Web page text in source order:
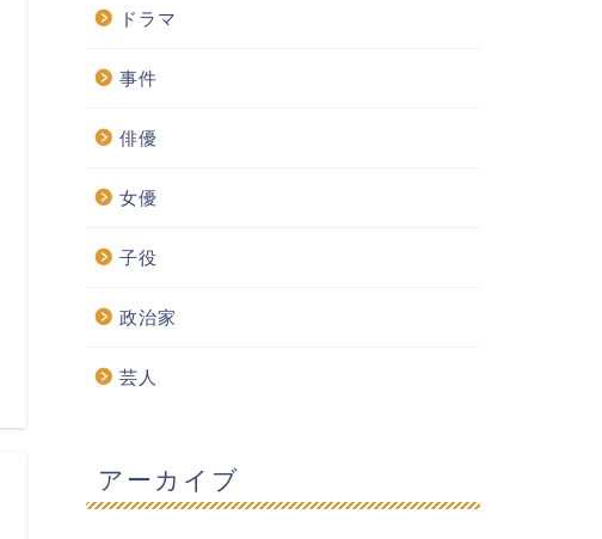
ドラマ
事件
俳優
女優
子役
政治家
芸人
アーカイブ